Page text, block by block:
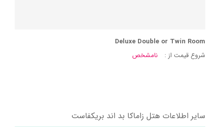
Deluxe Double or Twin Room
شروع قیمت از :
نامشخص
سایر اطلاعات هتل زاماکا بد اند بریکفاست